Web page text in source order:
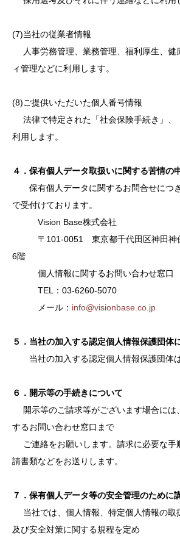
(7)当社の従業者情報
人事労務管理、業務管理、福利厚生、健
ィ管理などに利用します。
(8)ご提供いただいた個人番号情報
法律で特定された「社会保険手続き」、
利用します。
４．保有個人データ取扱いに関する苦情の
保有個人データに関するお問合せにつ
で受付けております。
Vision Base株式会社
〒101-0051 東京都千代田区神田神保
6階
個人情報に関するお問い合わせ窓口
TEL：03-6260-5070
メール： info@visionbase.co.jp
５．当社の加入する認定個人情報保護団体
当社の加入する認定個人情報保護団体は
６．開示等の手続きについて
開示等のご請求等がございます場合には
するお問い合わせ窓口まで
ご連絡をお願いします。請求に必要な手
請書類などをお送りします。
７．保有個人データ等の安全管理のために
当社では、個人情報、特定個人情報の取
及び安全対策に関する規程を定め